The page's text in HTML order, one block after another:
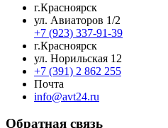
г.Красноярск
ул. Авиаторов 1/2
+7 (923) 337-91-39
г.Красноярск
ул. Норильская 12
+7 (391) 2 862 255
Почта
info@avt24.ru
Обратная связь